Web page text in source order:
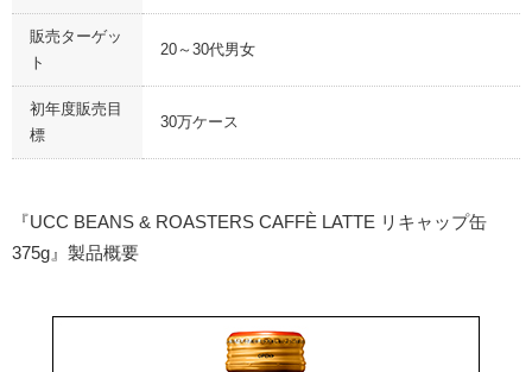
販売ターゲッ
ト
20～30代男女
初年度販売目
標
30万ケース
『UCC BEANS & ROASTERS CAFFÈ LATTE リキャップ缶
375g』製品概要